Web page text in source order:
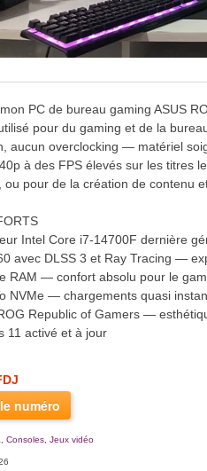
PC de bureau gaming ASUS
pour du gaming et de la
aucun overclocking — matériel
à des FPS élevés sur les titres
pour de la création de contenu
Intel Core i7-14700F dernière
avec DLSS 3 et Ray Tracing —
RAM — confort absolu pour le
NVMe — chargements quasi
Republic of Gamers —
11 activé et à jour
numéro
Consoles, Jeux vidéo